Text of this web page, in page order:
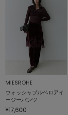
MIESROHE
ウォッシャブルベロアイ
ージーパンツ
¥17,600